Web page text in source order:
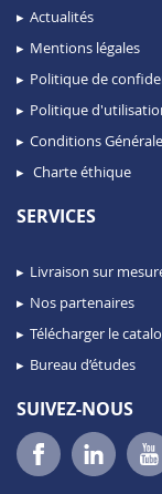
Actualités
Mentions légales
Politique de
Politique
Conditions
Charte éthique
SERVICES
Livraison sur
Nos partenaires
Télécharger le
Bureau d’études
SUIVEZ-NOUS